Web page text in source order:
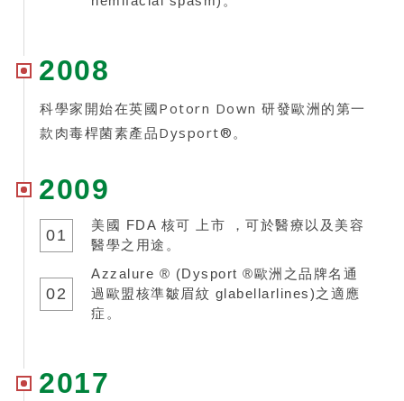
2008
科學家開始在英國Potorn Down 研發歐洲的第一
款肉毒桿菌素產品Dysport®。
2009
01
美國 FDA 核可 上市 ，可於醫療以及美容
醫學之用途。
02
Azzalure ® (Dysport ®歐洲之品牌名通
過歐盟核準皺眉紋 glabellarlines)之適應
症。
2017